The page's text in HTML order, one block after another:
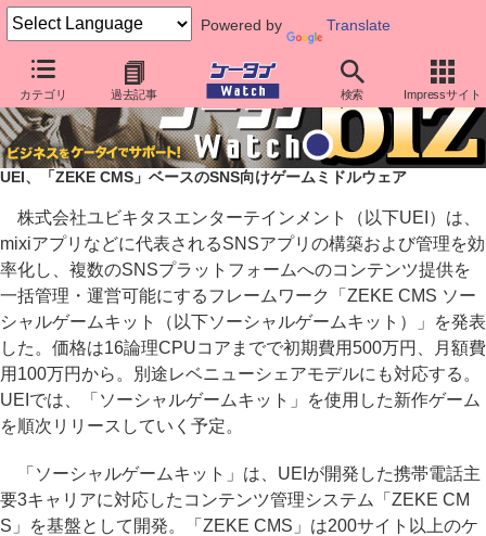
Powered by Translate
カテゴリ 過去記事 検索 Impressサイト
UEI、「ZEKE CMS」ベースのSNS向けゲームミドルウェア
株式会社ユビキタスエンターテインメント（以下UEI）は、
mixiアプリなどに代表されるSNSアプリの構築および管理を効
率化し、複数のSNSプラットフォームへのコンテンツ提供を
一括管理・運営可能にするフレームワーク「ZEKE CMS ソー
シャルゲームキット（以下ソーシャルゲームキット）」を発表
した。価格は16論理CPUコアまでで初期費用500万円、月額費
用100万円から。別途レベニューシェアモデルにも対応する。
UEIでは、「ソーシャルゲームキット」を使用した新作ゲーム
を順次リリースしていく予定。
「ソーシャルゲームキット」は、UEIが開発した携帯電話主
要3キャリアに対応したコンテンツ管理システム「ZEKE CM
S」を基盤として開発。「ZEKE CMS」は200サイト以上のケ